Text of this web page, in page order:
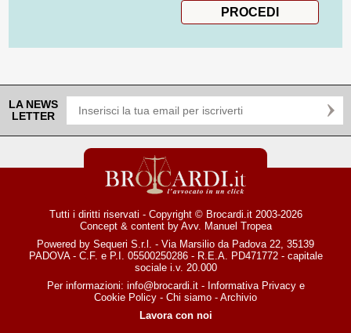
LA NEWS
LETTER
Tutti i diritti riservati - Copyright © Brocardi.it 2003-2026
Concept & content by Avv. Manuel Tropea
Powered by Sequeri S.r.l. - Via Marsilio da Padova 22, 35139
PADOVA - C.F. e P.I. 05500250286 - R.E.A. PD471772 - capitale
sociale i.v. 20.000
Per informazioni: info@brocardi.it- Informativa Privacye
Cookie Policy - Chi siamo - Archivio
Lavora con noi